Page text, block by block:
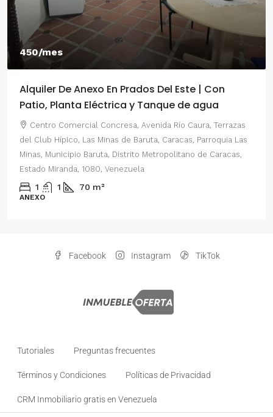
550/mes
Alquiler De Anexo En Prados Del Este Caracas |
2 Habitaciones
Centro Comercial Concresa, Avenida Principal de Prados
del Este, Prados del Este, Sector: Prado del Este, Caracas,
Parroquia Nuestra Señora del Rosario, Municipio Baruta,
Distrito Metropolitano de Caracas, Estado Miranda, 1080,
Venezuela
CRM Inmobiliario gratis en Venezuela